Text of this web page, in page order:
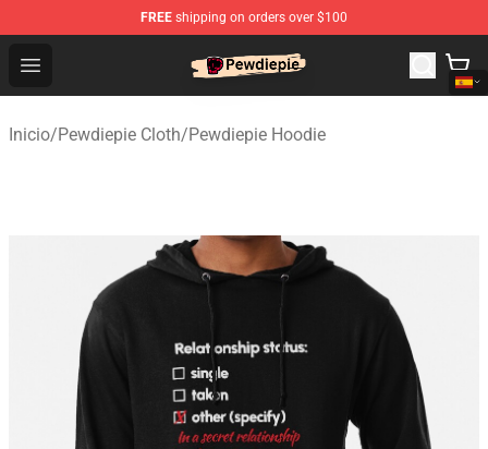
FREE shipping on orders over $100
Open menu
PewDiePie Store - Official PewDiePie Merchandise Shop
Inicio/Pewdiepie Cloth/Pewdiepie Hoodie